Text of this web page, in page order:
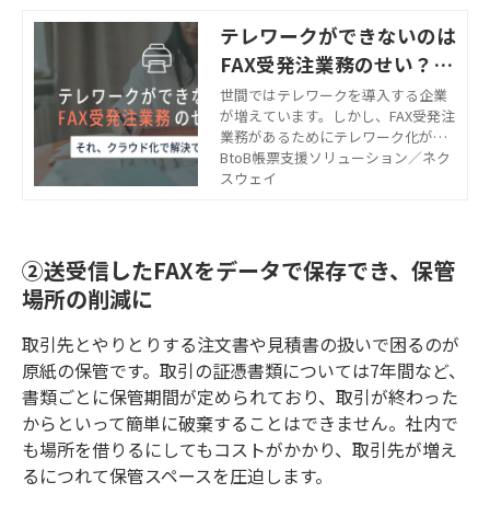
テレワークができないのは
FAX受発注業務のせい？ク
ラウド化で解決できます
世間ではテレワークを導入する企業
が増えています。しかし、FAX受発注
業務があるためにテレワーク化が難
しいと感じている企業もあるでしょ
う。この記事では、受発注にFAXを使
します。
BtoB帳票支援ソリューション／ネク
スウェイ
②送受信したFAXをデータで保存でき、保管
場所の削減に
取引先とやりとりする注文書や見積書の扱いで困るのが
原紙の保管です。取引の証憑書類については7年間など、
書類ごとに保管期間が定められており、取引が終わった
からといって簡単に破棄することはできません。社内で
も場所を借りるにしてもコストがかかり、取引先が増え
るにつれて保管スペースを圧迫します。